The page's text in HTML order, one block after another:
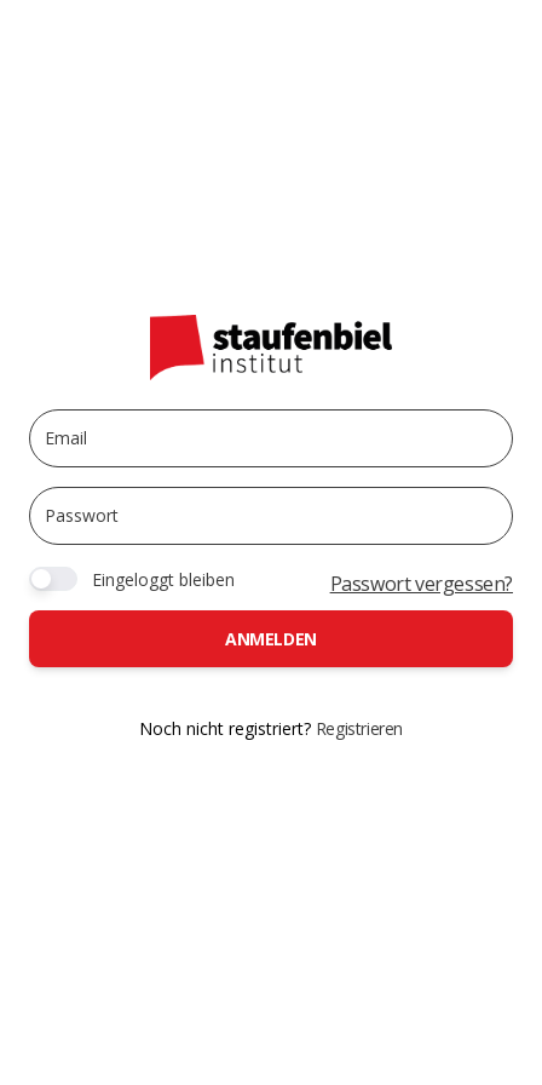
Eingeloggt bleiben Passwort vergessen?
ANMELDEN
Noch nicht registriert? Registrieren